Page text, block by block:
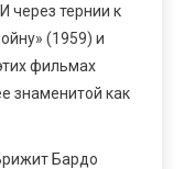
через тернии к
(1959) и
фильмах
знаменитой как
Бардо